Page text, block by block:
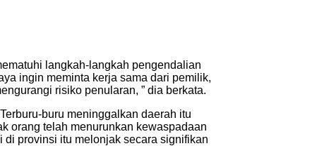
langkah-langkah pengendalian
ingin meminta kerja sama dari pemilik,
risiko penularan, ” dia berkata.
buru meninggalkan daerah itu
orang telah menurunkan kewaspadaan
provinsi itu melonjak secara signifikan